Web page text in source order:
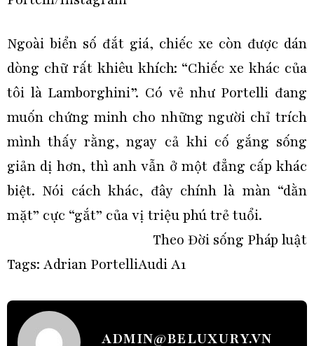
Ngoài biển số đắt giá, chiếc xe còn được dán
dòng chữ rất khiêu khích: “Chiếc xe khác của
tôi là Lamborghini”. Có vẻ như Portelli đang
muốn chứng minh cho những người chỉ trích
mình thấy rằng, ngay cả khi cố gắng sống
giản dị hơn, thì anh vẫn ở một đẳng cấp khác
biệt. Nói cách khác, đây chính là màn “dằn
mặt” cực “gắt” của vị triệu phú trẻ tuổi.
TheoĐời sống Pháp luật
Tags: Adrian PortelliAudi A1
ADMIN@BELUXURY.VN